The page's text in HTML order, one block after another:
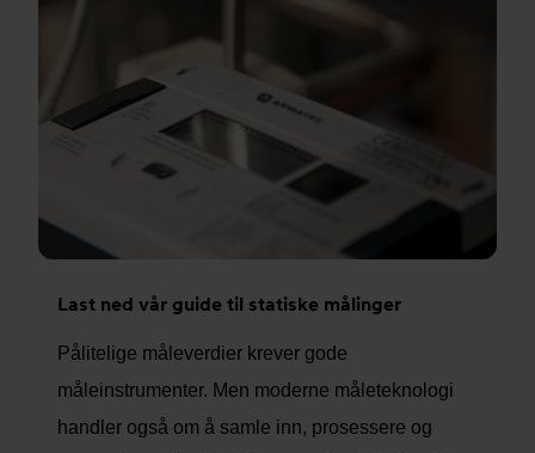
Last ned vår guide til statiske målinger
Pålitelige måleverdier krever gode
måleinstrumenter. Men moderne måleteknologi
handler også om å samle inn, prosessere og